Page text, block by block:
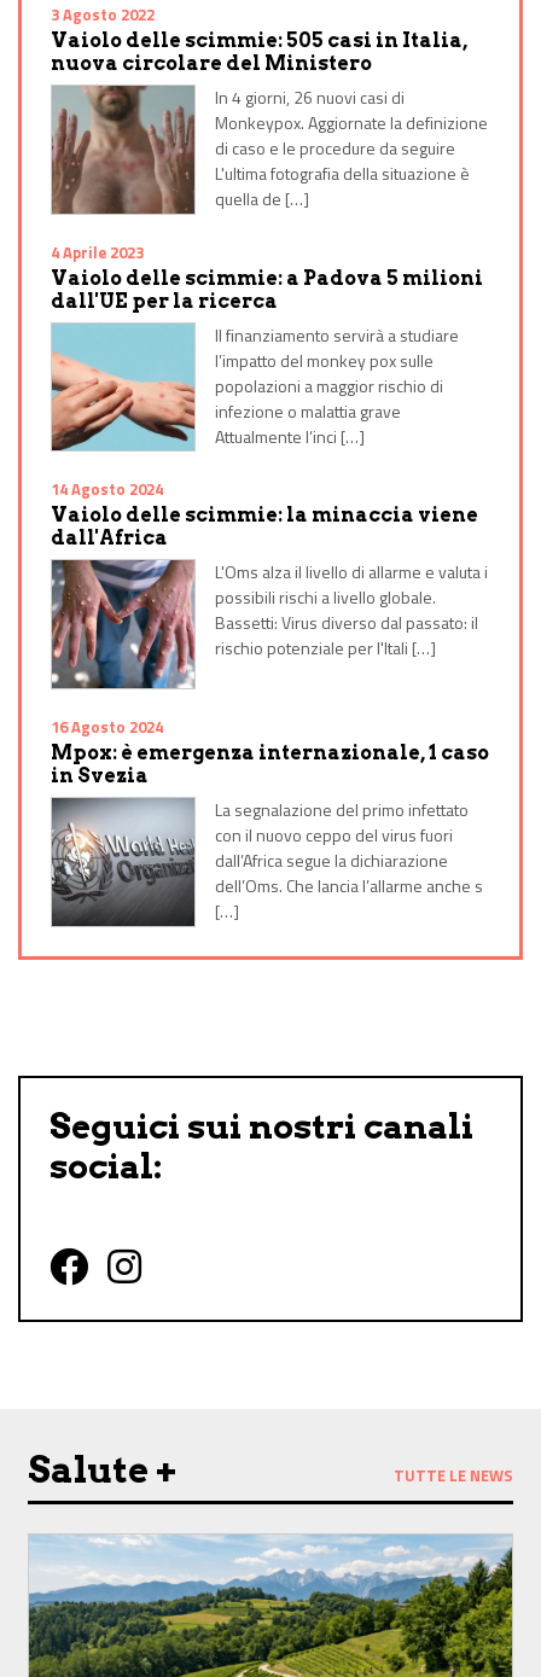
3 Agosto 2022
Vaiolo delle scimmie: 505 casi in Italia,
nuova circolare del Ministero
In 4 giorni, 26 nuovi casi di
Monkeypox. Aggiornate la definizione
di caso e le procedure da seguire
L'ultima fotografia della situazione è
quella de […]
4 Aprile 2023
Vaiolo delle scimmie: a Padova 5 milioni
dall'UE per la ricerca
Il finanziamento servirà a studiare
l’impatto del monkey pox sulle
popolazioni a maggior rischio di
infezione o malattia grave
Attualmente l’inci […]
14 Agosto 2024
Vaiolo delle scimmie: la minaccia viene
dall'Africa
L'Oms alza il livello di allarme e valuta i
possibili rischi a livello globale.
Bassetti: Virus diverso dal passato: il
rischio potenziale per l'Itali […]
16 Agosto 2024
Mpox: è emergenza internazionale, 1 caso
in Svezia
La segnalazione del primo infettato
con il nuovo ceppo del virus fuori
dall’Africa segue la dichiarazione
dell’Oms. Che lancia l’allarme anche s
[…]
Seguici sui nostri canali
social:
Follow us on Facebook
Follow us on Instagram
Salute + TUTTE LE NEWS